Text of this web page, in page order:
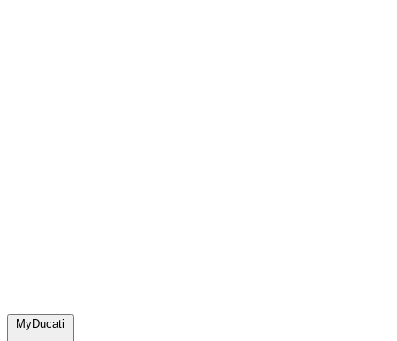
MyDucati